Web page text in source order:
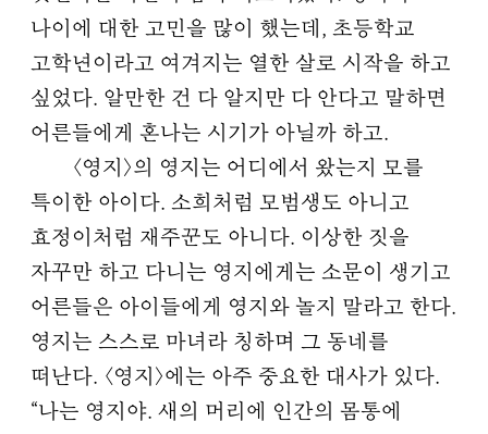
나이에 대한 고민을 많이 했는데, 초등학교
고학년이라고 여겨지는 열한 살로 시작을 하고
싶었다. 알만한 건 다 알지만 다 안다고 말하면
어른들에게 혼나는 시기가 아닐까 하고.
〈영지〉의 영지는 어디에서 왔는지 모를
특이한 아이다. 소희처럼 모범생도 아니고
효정이처럼 재주꾼도 아니다. 이상한 짓을
자꾸만 하고 다니는 영지에게는 소문이 생기고
어른들은 아이들에게 영지와 놀지 말라고 한다.
영지는 스스로 마녀라 칭하며 그 동네를
떠난다. 〈영지〉에는 아주 중요한 대사가 있다.
“나는 영지야. 새의 머리에 인간의 몸통에